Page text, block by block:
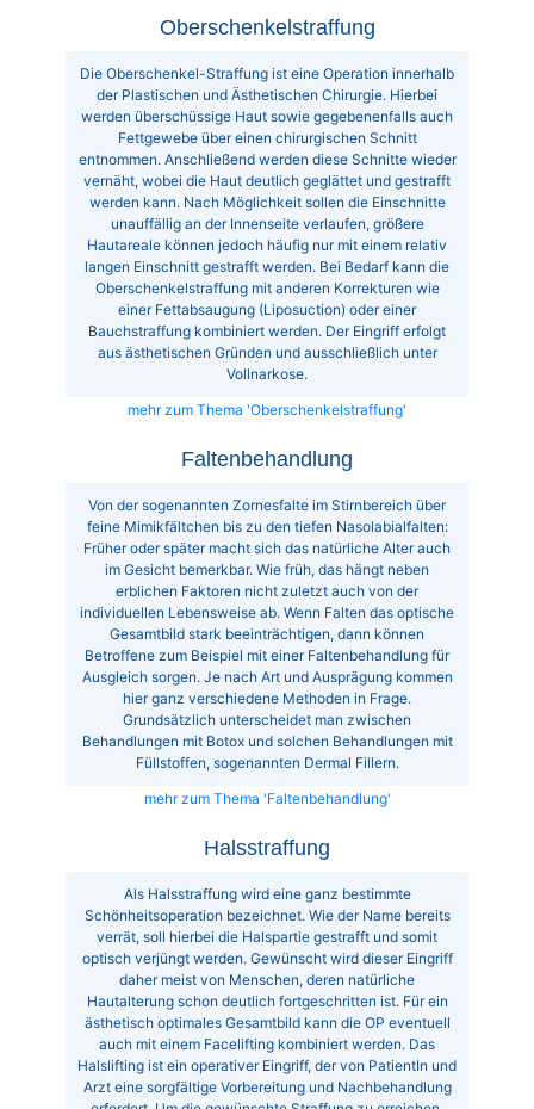
Oberschenkelstraffung
Die Oberschenkel-Straffung ist eine Operation innerhalb
der Plastischen und Ästhetischen Chirurgie. Hierbei
werden überschüssige Haut sowie gegebenenfalls auch
Fettgewebe über einen chirurgischen Schnitt
entnommen. Anschließend werden diese Schnitte wieder
vernäht, wobei die Haut deutlich geglättet und gestrafft
werden kann. Nach Möglichkeit sollen die Einschnitte
unauffällig an der Innenseite verlaufen, größere
Hautareale können jedoch häufig nur mit einem relativ
langen Einschnitt gestrafft werden. Bei Bedarf kann die
Oberschenkelstraffung mit anderen Korrekturen wie
einer Fettabsaugung (Liposuction) oder einer
Bauchstraffung kombiniert werden. Der Eingriff erfolgt
aus ästhetischen Gründen und ausschließlich unter
Vollnarkose.
mehr zum Thema 'Oberschenkelstraffung'
Faltenbehandlung
Von der sogenannten Zornesfalte im Stirnbereich über
feine Mimikfältchen bis zu den tiefen Nasolabialfalten:
Früher oder später macht sich das natürliche Alter auch
im Gesicht bemerkbar. Wie früh, das hängt neben
erblichen Faktoren nicht zuletzt auch von der
individuellen Lebensweise ab. Wenn Falten das optische
Gesamtbild stark beeinträchtigen, dann können
Betroffene zum Beispiel mit einer Faltenbehandlung für
Ausgleich sorgen. Je nach Art und Ausprägung kommen
hier ganz verschiedene Methoden in Frage.
Grundsätzlich unterscheidet man zwischen
Behandlungen mit Botox und solchen Behandlungen mit
Füllstoffen, sogenannten Dermal Fillern.
mehr zum Thema 'Faltenbehandlung'
Halsstraffung
Als Halsstraffung wird eine ganz bestimmte
Schönheitsoperation bezeichnet. Wie der Name bereits
verrät, soll hierbei die Halspartie gestrafft und somit
optisch verjüngt werden. Gewünscht wird dieser Eingriff
daher meist von Menschen, deren natürliche
Hautalterung schon deutlich fortgeschritten ist. Für ein
ästhetisch optimales Gesamtbild kann die OP eventuell
auch mit einem Facelifting kombiniert werden. Das
Halslifting ist ein operativer Eingriff, der von PatientIn und
Arzt eine sorgfältige Vorbereitung und Nachbehandlung